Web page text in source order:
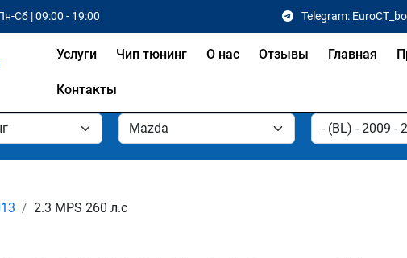
Сб | 09:00 - 19:00 Telegram:
Услуги Чип тюнинг О нас Отзывы Главная
Контакты
2.3 MPS 260 л.с